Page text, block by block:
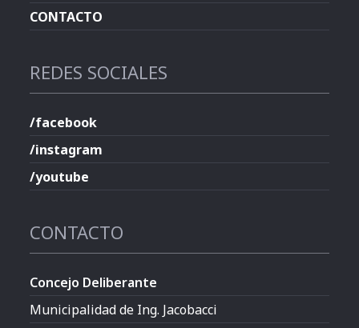
CONTACTO
REDES SOCIALES
/facebook
/instagram
/youtube
CONTACTO
Concejo Deliberante
Municipalidad de Ing. Jacobacci